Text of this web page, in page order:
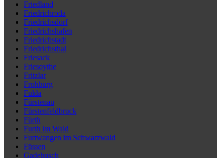
Friedland
Friedrichroda
Friedrichsdorf
Friedrichshafen
Friedrichstadt
Friedrichsthal
Friesack
Friesoythe
Fritzlar
Frohburg
Fulda
Fürstenau
Fürstenfeldbruck
Fürth
Furth im Wald
Furtwangen im Schwarzwald
Füssen
Gadebusch